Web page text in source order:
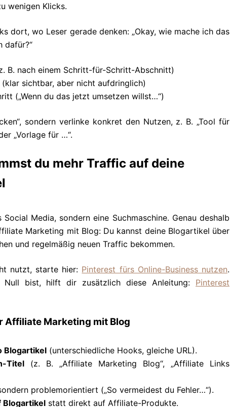
wenigen Klicks.
dort, wo Leser gerade denken: „Okay, wie mache ich das
dafür?“
B. nach einem Schritt-für-Schritt-Abschnitt)
(klar sichtbar, aber nicht aufdringlich)
(„Wenn du das jetzt umsetzen willst…“)
sondern verlinke konkret den Nutzen, z. B. „Tool für
„Vorlage für …“.
du mehr Traffic auf deine
Media, sondern eine Suchmaschine. Genau deshalb
Marketing mit Blog: Du kannst deine Blogartikel über
und regelmäßig neuen Traffic bekommen.
nutzt, starte hier: Pinterest fürs Online-Business nutzen.
bist, hilft dir zusätzlich diese Anleitung: Pinterest
Affiliate Marketing mit Blog
Blogartikel (unterschiedliche Hooks, gleiche URL).
Titel (z. B. „Affiliate Marketing Blog“, „Affiliate Links
problemorientiert („So vermeidest du Fehler…“).
Blogartikel statt direkt auf Affiliate-Produkte.